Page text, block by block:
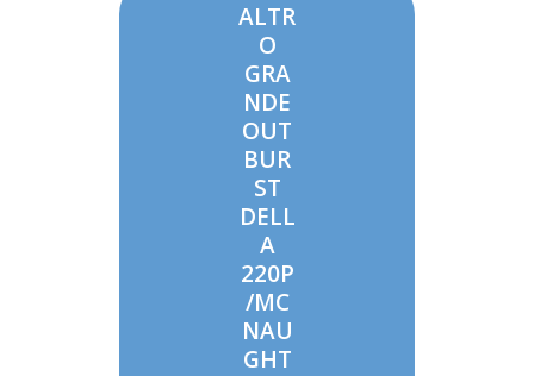
ALTR
O
GRA
NDE
OUT
BUR
ST
DELL
A
220P
/MC
NAU
GHT